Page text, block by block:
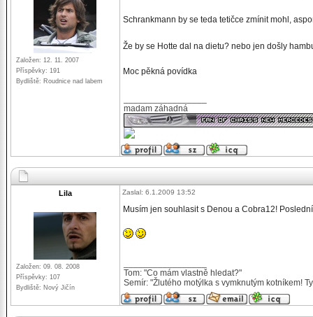
Založen: 12. 11. 2007
Příspěvky: 191
Bydliště: Roudnice nad labem
Schrankmann by se teda tetičce zmínit mohl,
Že by se Hotte dal na dietu? nebo jen došly
Moc pěkná povídka
madam záhadná
Lila
Založen: 09. 08. 2008
Příspěvky: 107
Bydliště: Nový Jičín
Zaslal: 6.1.2009 13:52
Musím jen souhlasit s Denou a Cobra12!
Tom: "Co mám vlastně hledat?"
Semír: "Žlutého motýlka s vymknutým kotníkem!